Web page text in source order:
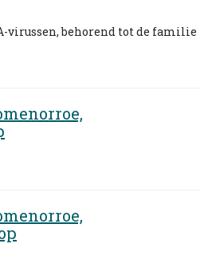
virussen, behorend tot de familie